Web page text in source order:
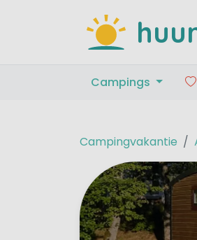
Campings
Campingvakantie